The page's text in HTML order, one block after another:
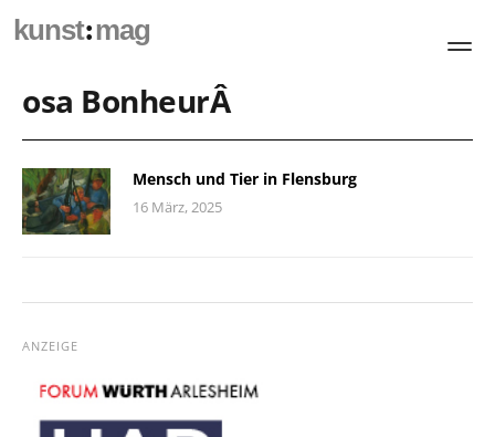
kunst:mag
osa BonheurÂ
Mensch und Tier in Flensburg
16 März, 2025
ANZEIGE